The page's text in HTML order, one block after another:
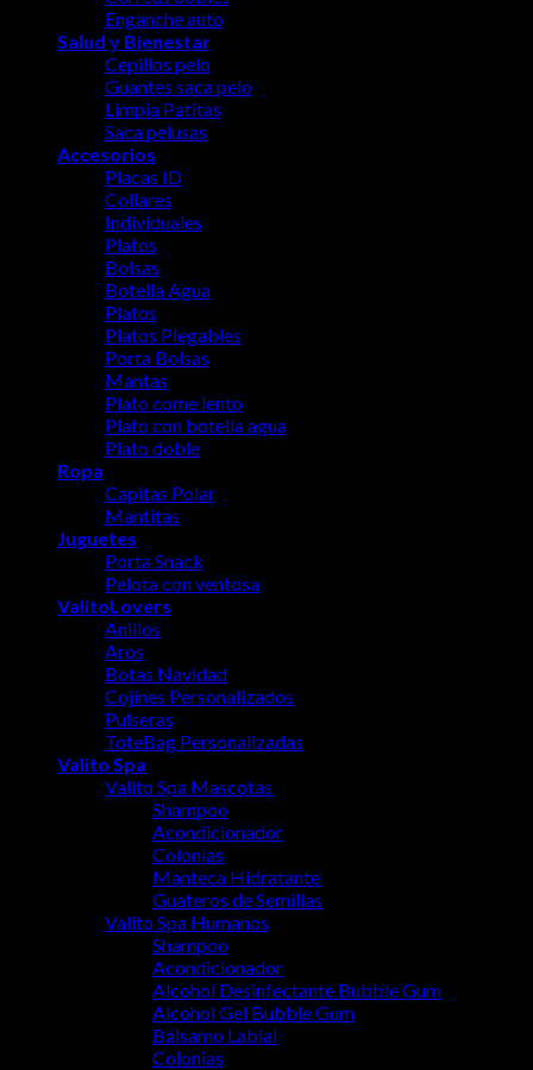
No products in the cart.
Enganche auto
Salud y Bienestar
Cepillos pelo
Guantes saca pelo
Limpia Patitas
Saca pelusas
Accesorios
Placas ID
Collares
Individuales
Platos
Bolsas
Botella Agua
Platos
Platos Plegables
Porta Bolsas
Mantas
Plato come lento
Plato con botella agua
Plato doble
Ropa
Capitas Polar
Mantitas
Juguetes
Porta Snack
Pelota con ventosa
ValitoLovers
Anillos
Aros
Botas Navidad
Cojines Personalizados
Pulseras
ToteBag Personalizadas
Valito Spa
Valito Spa Mascotas
Shampoo
Acondicionador
Colonias
Manteca Hidratante
Guateros de Semillas
Valito Spa Humanos
Shampoo
Acondicionador
Alcohol Desinfectante Bubble Gum
Alcohol Gel Bubble Gum
Bálsamo Labial
Colonias